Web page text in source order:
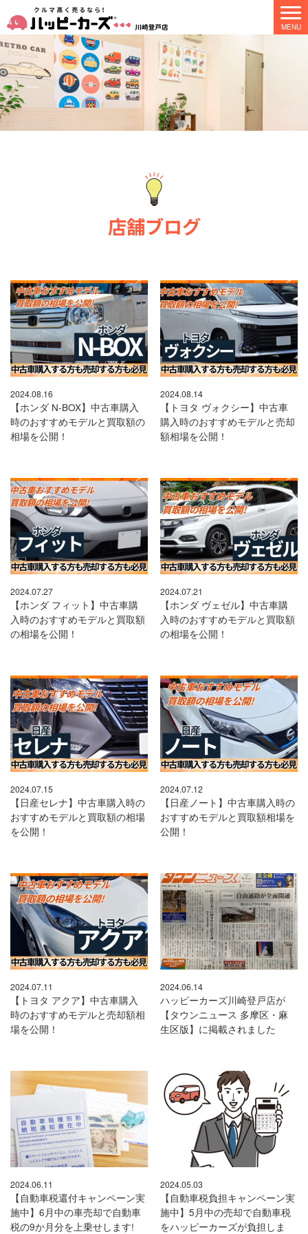
店舗ブログ
2024.08.16
【ホンダ N-BOX】中古車購入
時のおすすめモデルと買取額の
相場を公開！
2024.08.14
【トヨタ ヴォクシー】中古車
購入時のおすすめモデルと売却
額相場を公開！
2024.07.27
【ホンダ フィット】中古車購
入時のおすすめモデルと買取額
の相場を公開！
2024.07.21
【ホンダ ヴェゼル】中古車購
入時のおすすめモデルと買取額
の相場を公開！
2024.07.15
【日産セレナ】中古車購入時の
おすすめモデルと買取額の相場
を公開！
2024.07.12
【日産ノート】中古車購入時の
おすすめモデルと買取額相場を
公開！
2024.07.11
【トヨタ アクア】中古車購入
時のおすすめモデルと売却額相
場を公開！
2024.06.14
ハッピーカーズ川崎登戸店が
【タウンニュース 多摩区・麻
生区版】に掲載されました
2024.06.11
【自動車税還付キャンペーン実
施中】6月中の車売却で自動車
税の9か月分を上乗せします!
2024.05.03
【自動車税負担キャンペーン実
施中】5月中の売却で自動車税
をハッピーカーズが負担しま